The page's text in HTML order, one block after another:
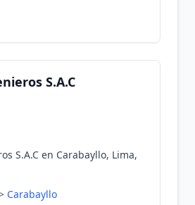
S.A.C
S.A.C en Carabayllo, Lima,
Carabayllo